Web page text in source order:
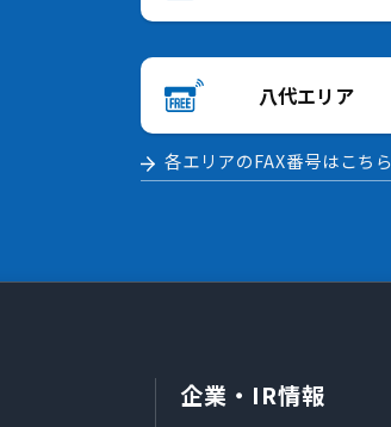
八代エリア
各エリアのFAX番号はこちら
企業・IR情報